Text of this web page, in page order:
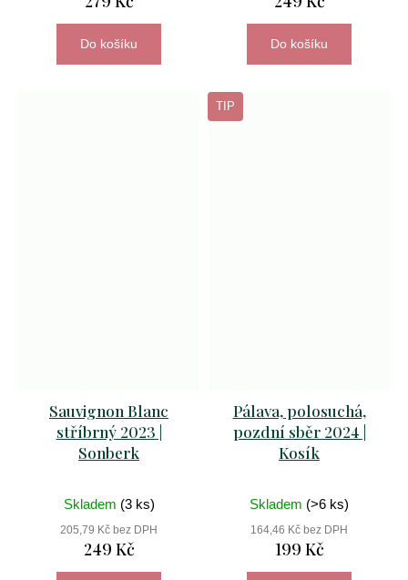
Do košíku Do košíku
Sauvignon Blanc
stříbrný 2023 |
Sonberk
Skladem (3 ks)
205,79 Kč bez DPH
249 Kč
TIP
Pálava, polosuchá,
pozdní sběr 2024 |
Kosík
Skladem (>6 ks)
164,46 Kč bez DPH
199 Kč